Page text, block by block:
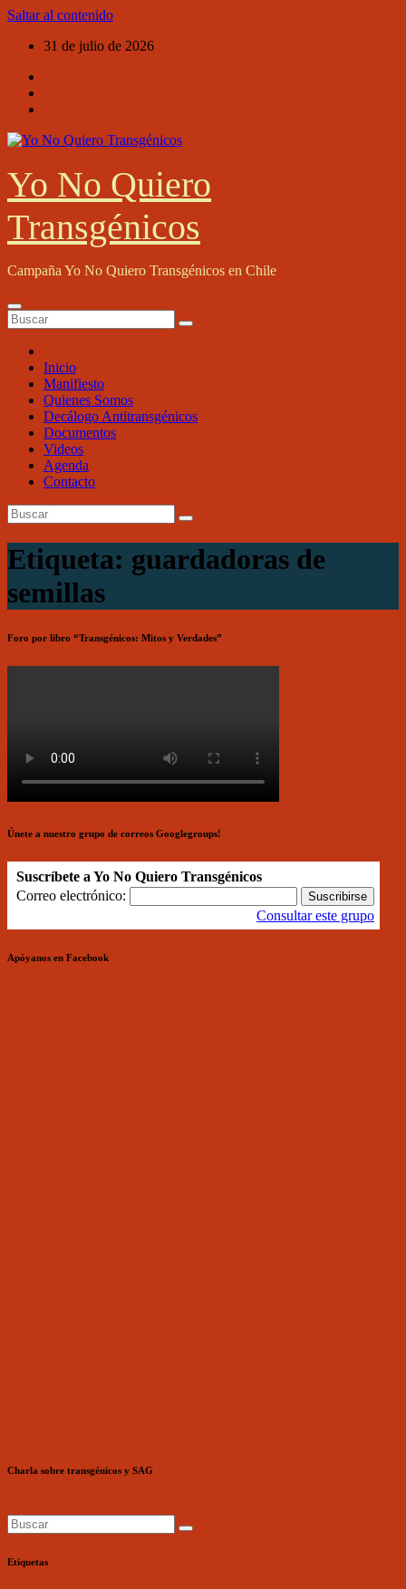
Saltar al contenido
31 de julio de 2026
Yo No Quiero
Transgénicos
Campaña Yo No Quiero Transgénicos en Chile
Inicio
Manifiesto
Quienes Somos
Decálogo Antitransgénicos
Documentos
Videos
Agenda
Contacto
Etiqueta: guardadoras de
semillas
Foro por libro “Transgénicos: Mitos y Verdades”
Únete a nuestro grupo de correos Googlegroups!
Suscríbete a Yo No Quiero Transgénicos
Correo electrónico:
Consultar este grupo
Apóyanos en Facebook
Charla sobre transgénicos y SAG
Etiquetas